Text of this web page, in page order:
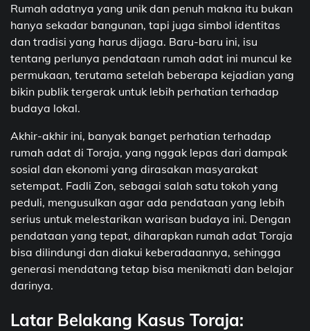
Rumah adatnya yang unik dan penuh makna itu bukan
hanya sekadar bangunan, tapi juga simbol identitas
dan tradisi yang harus dijaga. Baru-baru ini, isu
tentang perlunya pendataan rumah adat ini muncul ke
permukaan, terutama setelah beberapa kejadian yang
bikin publik tergerak untuk lebih perhatian terhadap
budaya lokal.
Akhir-akhir ini, banyak banget perhatian terhadap
rumah adat di Toraja, yang nggak lepas dari dampak
sosial dan ekonomi yang dirasakan masyarakat
setempat. Fadli Zon, sebagai salah satu tokoh yang
peduli, mengusulkan agar ada pendataan yang lebih
serius untuk melestarikan warisan budaya ini. Dengan
pendataan yang tepat, diharapkan rumah adat Toraja
bisa dilindungi dan diakui keberadaannya, sehingga
generasi mendatang tetap bisa menikmati dan belajar
darinya.
Latar Belakang Kasus Toraja: